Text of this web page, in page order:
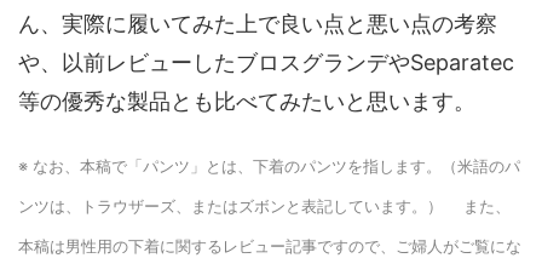
ん、実際に履いてみた上で良い点と悪い点の考察
や、以前レビューしたブロスグランデやSeparatec
等の優秀な製品とも比べてみたいと思います。
※ なお、本稿で「パンツ」とは、下着のパンツを指します。（米語のパ
ンツは、トラウザーズ、またはズボンと表記しています。） また、
本稿は男性用の下着に関するレビュー記事ですので、ご婦人がご覧にな